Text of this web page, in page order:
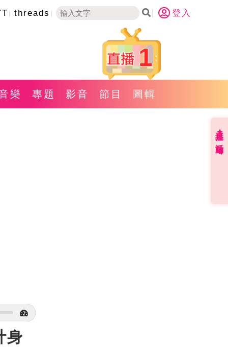
threads 登入
1
樂 專題 影音 節目 圖輯
身
直播✦活動